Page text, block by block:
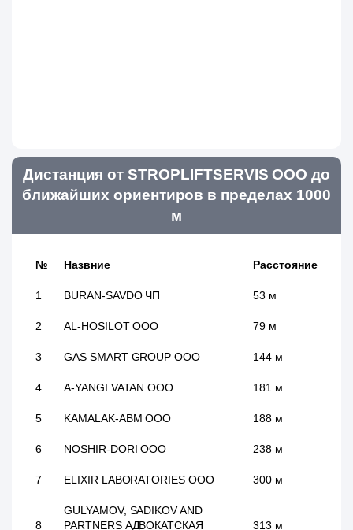
Дистанция от STROPLIFTSERVIS ООО до
ближайших ориентиров в пределах 1000
м
№ Назвние Расстояние
1 BURAN-SAVDO ЧП 53 м
2 AL-HOSILOT ООО 79 м
3 GAS SMART GROUP ООО 144 м
4 A-YANGI VATAN ООО 181 м
5 KAMALAK-ABM ООО 188 м
6 NOSHIR-DORI ООО 238 м
7 ELIXIR LABORATORIES ООО 300 м
8
GULYAMOV, SADIKOV AND
PARTNERS АДВОКАТСКАЯ
313 м